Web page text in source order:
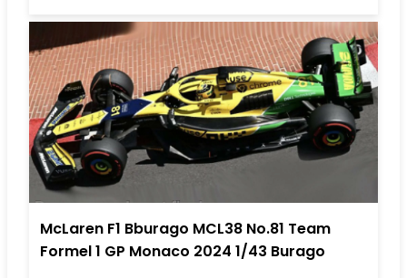
McLaren F1 Bburago MCL38 No.81 Team
Formel 1 GP Monaco 2024 1/43 Burago